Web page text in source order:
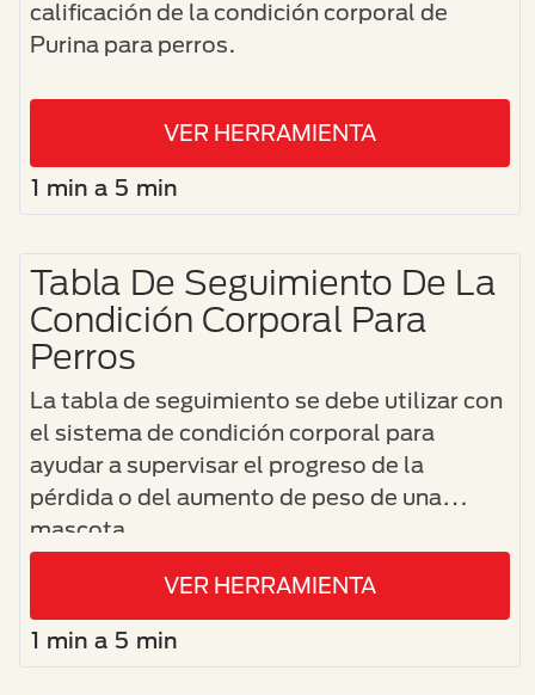
calificación de la condición corporal de
Purina para perros.
VER HERRAMIENTA
1 min a 5 min
Tabla De Seguimiento De La
Condición Corporal Para
Perros
La tabla de seguimiento se debe utilizar con
el sistema de condición corporal para
ayudar a supervisar el progreso de la
pérdida o del aumento de peso de una
mascota.
VER HERRAMIENTA
1 min a 5 min